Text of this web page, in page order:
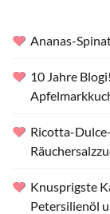
Ananas-
10 Jahre
Ricotta-
Knusprigste
Petersilienöl